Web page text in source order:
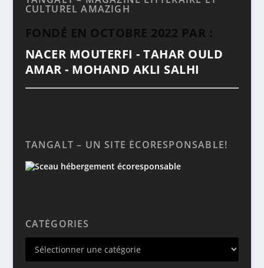
CULTUREL AMAZIGH
FONDÉ EN OCTOBRE 2022 PAR :
NACER MOUTERFI - TAHAR OULD
AMAR - MOHAND AKLI SALHI
TANGALT – UN SITE ÉCORESPONSABLE!
CATÉGORIES